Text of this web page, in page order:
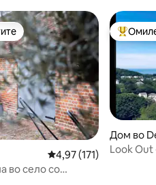
на гостите“
Просечна оцена: 4,97
4,97 (171)
во село со
Меѓу
Дом во
Look